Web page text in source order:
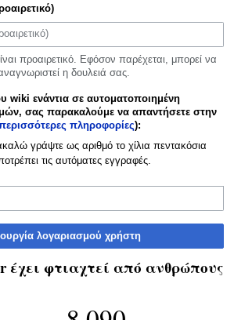
προαιρετικό. Εφόσον παρέχεται, μπορεί να
η δουλειά σας.
wiki ενάντια σε αυτοματοποιημένη
σας παρακαλούμε να απαντήσετε στην
πληροφορίες):
γράψτε ως αριθμό το χίλια πεντακόσια
τις αυτόματες εγγραφές.
λογαριασμού χρήστη
έχει φτιαχτεί από ανθρώπους